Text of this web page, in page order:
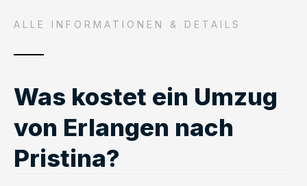
ALLE INFORMATIONEN & DETAILS
Was kostet ein Umzug
von Erlangen nach
Pristina?